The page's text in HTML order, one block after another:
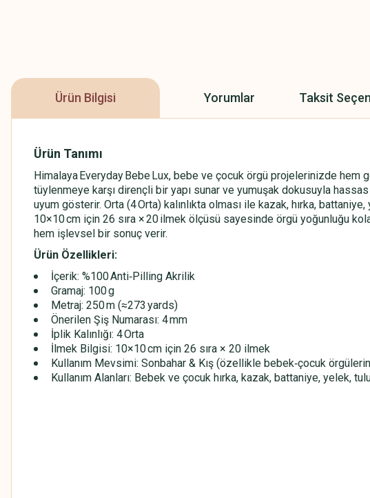
Ürün Bilgisi Yorumlar Taksit
Ürün Tanımı
Himalaya Everyday Bebe Lux, bebe ve çocuk örgü projelerinizde
tüylenmeye karşı dirençli bir yapı sunar ve yumuşak dokusuyla
uyum gösterir. Orta (4 Orta) kalınlıkta olması ile kazak, hırka,
10×10 cm için 26 sıra × 20 ilmek ölçüsü sayesinde örgü yoğunluğu
hem işlevsel bir sonuç verir.
Ürün Özellikleri:
İçerik: %100 Anti‑Pilling Akrilik
Gramaj: 100 g
Metraj: 250 m (≈273 yards)
Önerilen Şiş Numarası: 4 mm
İplik Kalınlığı: 4 Orta
İlmek Bilgisi: 10×10 cm için 26 sıra × 20 ilmek
Kullanım Mevsimi: Sonbahar & Kış (özellikle bebek‑çocuk
Kullanım Alanları: Bebek ve çocuk hırka, kazak, battaniye, yelek,